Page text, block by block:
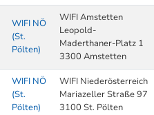
WIFI NÖ
(St.
Pölten)
WIFI Amstetten
Leopold-
Maderthaner-Platz 1
3300 Amstetten
WIFI NÖ
(St.
Pölten)
WIFI Niederösterreich
Mariazeller Straße 97
3100 St. Pölten